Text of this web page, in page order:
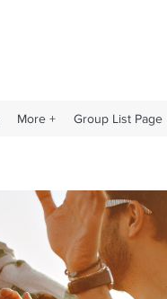
More + Group List Page